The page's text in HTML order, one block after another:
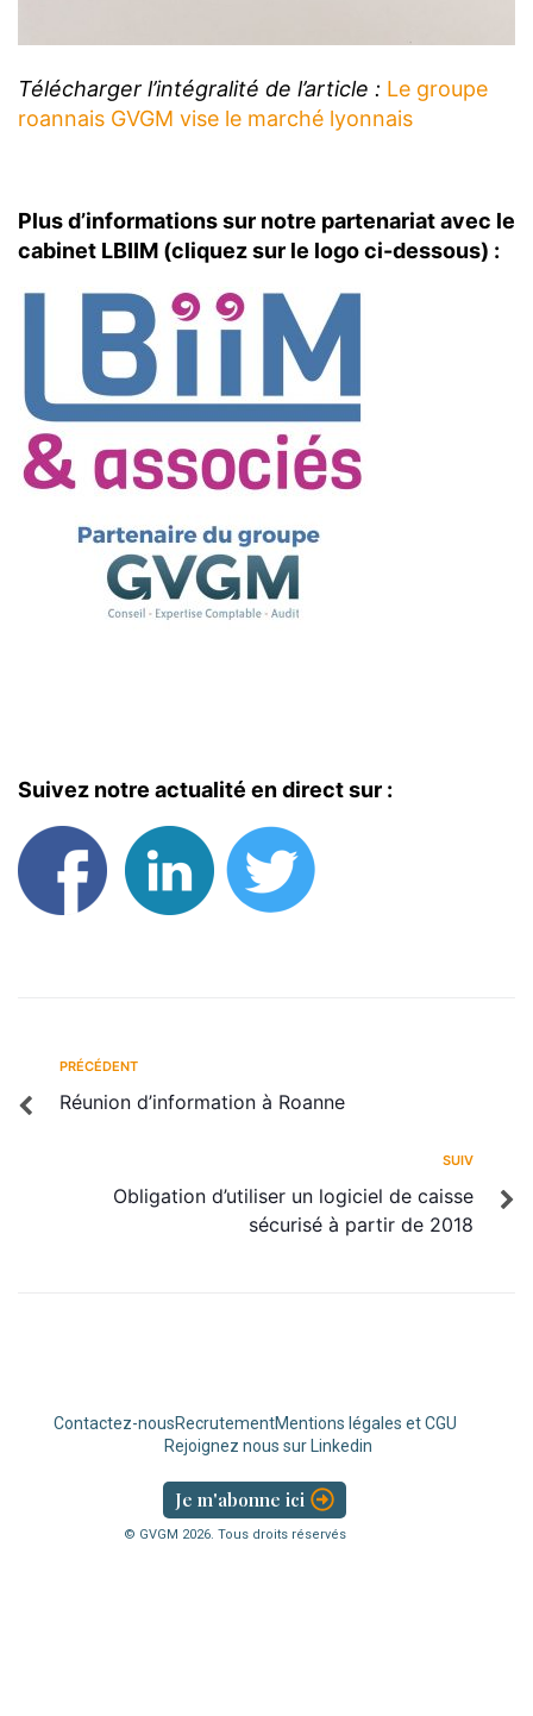
Télécharger l’intégralité de l’article : Le groupe
roannais GVGM vise le marché lyonnais
Plus d’informations sur notre partenariat avec le
cabinet LBIIM (cliquez sur le logo ci-dessous) :
Suivez notre actualité en direct sur :
PRÉCÉDENT
Réunion d’information à Roanne
SUIV
Obligation d’utiliser un logiciel de caisse
sécurisé à partir de 2018
Contactez-nousRecrutementMentions légales et CGU
Rejoignez nous sur Linkedin
Je m'abonne ici
© GVGM 2026. Tous droits réservés